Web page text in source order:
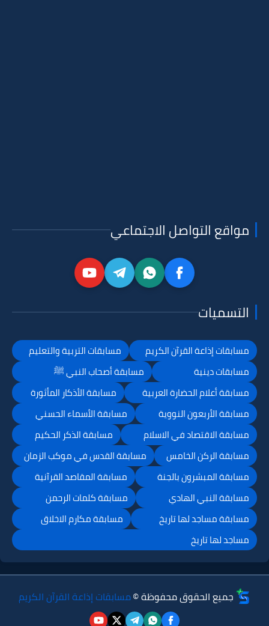
مواقع التواصل الاجتماعي
التسميات
مسابقات إذاعة القرآن الكريم
مسابقات التربية والتعليم
مسابقات دينية
مسابقة أصحاب النبي ﷺ
مسابقة أعلام الحضارة العربية
مسابقة الأذكار المأثورة
مسابقة الأربعون النووية
مسابقة الأسماء الحسني
مسابقة الاقتصاد في الاسلام
مسابقة الذكر الحكيم
مسابقة الركن الخامس
مسابقة القدس في موكب الزمان
مسابقة المبشرون بالجنة
مسابقة المقاصد القرآنية
مسابقة النبي الهادي
مسابقة كلمات الرحمن
مسابقة مساجد لها تاريخ
مسابقة مكارم الاخلاق
مساجد لها تاريخ
جميع الحقوق محفوظة ©مسابقات إذاعة القرآن الكريم